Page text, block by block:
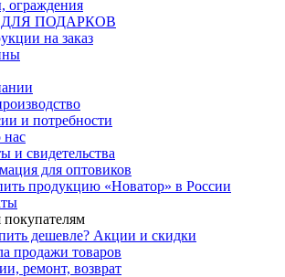
ограждения
ПОДАРКОВ
на заказ
и потребности
и свидетельства
для оптовиков
продукцию «Новатор» в России
дешевле? Акции и скидки
продажи товаров
ремонт, возврат